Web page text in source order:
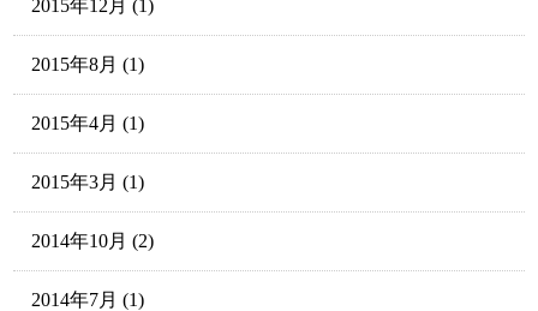
2015年12月 (1)
2015年8月 (1)
2015年4月 (1)
2015年3月 (1)
2014年10月 (2)
2014年7月 (1)